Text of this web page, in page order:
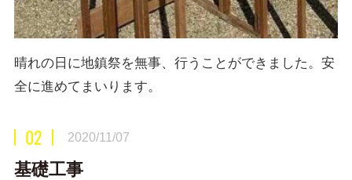
晴れの日に地鎮祭を無事、行うことができました。安
全に進めてまいります。
02 2020/11/07
基礎工事